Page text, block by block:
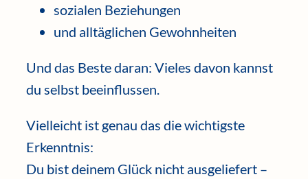
sozialen Beziehungen
und alltäglichen Gewohnheiten
Und das Beste daran: Vieles davon kannst
du selbst beeinflussen.
Vielleicht ist genau das die wichtigste
Erkenntnis:
Du bist deinem Glück nicht ausgeliefert –